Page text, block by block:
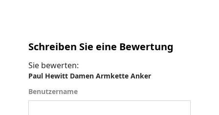
Schreiben Sie eine Bewertung
Sie bewerten:
Paul Hewitt Damen Armkette Anker
Benutzername
Benutzername